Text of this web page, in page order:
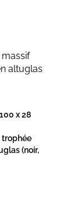
altuglas
x 28
trophée
(noir,